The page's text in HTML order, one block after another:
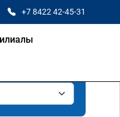
+7 8422 42-45-31